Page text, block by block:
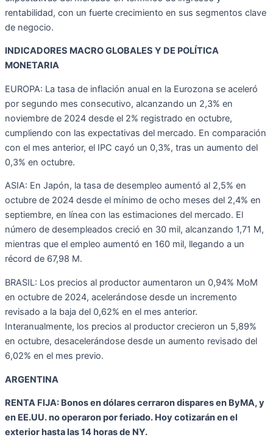
rentabilidad, con un fuerte crecimiento en sus segmentos clave
de negocio.
INDICADORES MACRO GLOBALES Y DE POLÍTICA
MONETARIA
EUROPA: La tasa de inflación anual en la Eurozona se aceleró
por segundo mes consecutivo, alcanzando un 2,3% en
noviembre de 2024 desde el 2% registrado en octubre,
cumpliendo con las expectativas del mercado. En comparación
con el mes anterior, el IPC cayó un 0,3%, tras un aumento del
0,3% en octubre.
ASIA: En Japón, la tasa de desempleo aumentó al 2,5% en
octubre de 2024 desde el mínimo de ocho meses del 2,4% en
septiembre, en línea con las estimaciones del mercado. El
número de desempleados creció en 30 mil, alcanzando 1,71 M,
mientras que el empleo aumentó en 160 mil, llegando a un
récord de 67,98 M.
BRASIL: Los precios al productor aumentaron un 0,94% MoM
en octubre de 2024, acelerándose desde un incremento
revisado a la baja del 0,62% en el mes anterior.
Interanualmente, los precios al productor crecieron un 5,89%
en octubre, desacelerándose desde un aumento revisado del
6,02% en el mes previo.
ARGENTINA
RENTA FIJA: Bonos en dólares cerraron dispares en ByMA, y
en EE.UU. no operaron por feriado. Hoy cotizarán en el
exterior hasta las 14 horas de NY.